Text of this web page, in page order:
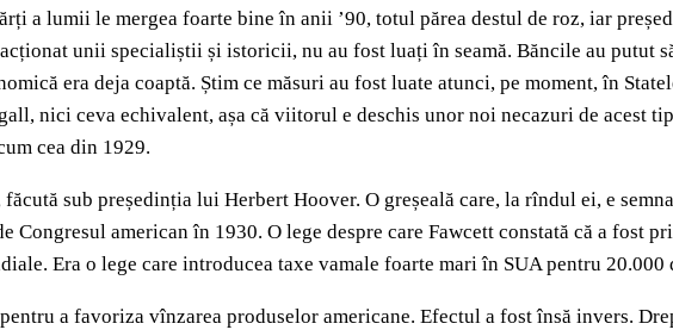
a lumii le mergea foarte bine în anii ’90, totul părea destul de roz, iar
unii specialiștii și istoricii, nu au fost luați în seamă. Băncile au putut
era deja coaptă. Știm ce măsuri au fost luate atunci, pe moment, în
nici ceva echivalent, așa că viitorul e deschis unor noi necazuri de acest
cea din 1929.
sub președinția lui Herbert Hoover. O greșeală care, la rîndul ei, e
Congresul american în 1930. O lege despre care Fawcett constată că a fost
Era o lege care introducea taxe vamale foarte mari în SUA pentru 20.000
a favoriza vînzarea produselor americane. Efectul a fost însă invers.